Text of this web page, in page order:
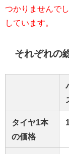
つかりませんで
しています。
それぞれの
タイヤ1本
の価格